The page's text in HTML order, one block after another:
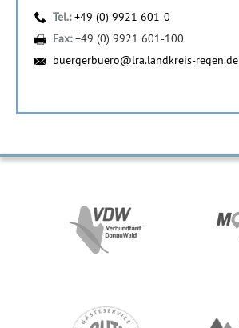
Tel.:+49 (0) 9921 601-0
Fax:+49 (0) 9921 601-100
buergerbuero@lra.landkreis-regen.de